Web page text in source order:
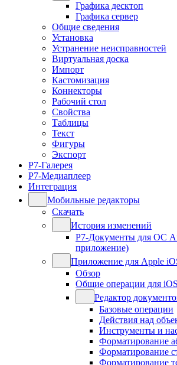
Графика десктоп
Графика сервер
Общие сведения
Установка
Устранение неисправностей
Виртуальная доска
Импорт
Кастомизация
Коннекторы
Рабочий стол
Свойства
Таблицы
Текст
Фигуры
Экспорт
Р7-Галерея
Р7-Медиаплеер
Интеграция
Мобильные редакторы
Скачать
История изменений
Р7-Документы для ОС
приложение)
Приложение для Apple
Обзор
Общие операции для iOS
Редактор
Базовые операции
Действия над
Инструменты и
Форматирование
Форматирование
Форматирование